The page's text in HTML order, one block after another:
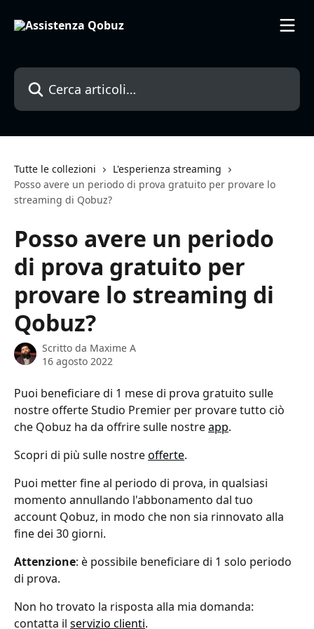
Cerca articoli…
Tutte le collezioni
L'esperienza streaming
Posso avere un periodo di prova gratuito per provare lo
streaming di Qobuz?
Posso avere un periodo
di prova gratuito per
provare lo streaming di
Qobuz?
Scritto da Maxime A
16 agosto 2022
Puoi beneficiare di 1 mese di prova gratuito sulle
nostre offerte Studio Premier per provare tutto ciò
che Qobuz ha da offrire sulle nostre app.
Scopri di più sulle nostre offerte.
Puoi metter fine al periodo di prova, in qualsiasi
momento annullando l'abbonamento dal tuo
account Qobuz, in modo che non sia rinnovato alla
fine dei 30 giorni.
Attenzione: è possibile beneficiare di 1 solo periodo
di prova.
Non ho trovato la risposta alla mia domanda:
contatta il servizio clienti.